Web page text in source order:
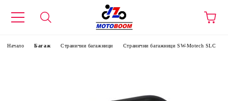
Начало Багаж Странични багажници Странични багажници SW-Motech SLC